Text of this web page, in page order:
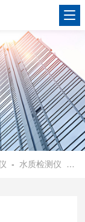
- 水质检测仪